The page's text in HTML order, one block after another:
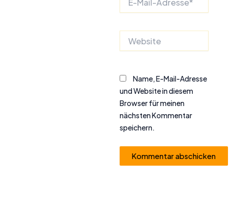
Mail-
Name, E-Mail-Adresse
und Website in diesem
Browser für meinen
nächsten Kommentar
speichern.